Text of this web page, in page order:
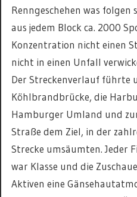
Renngeschehen was
aus jedem Block ca. 2000
Konzentration nicht einen
nicht in einen Unfall
Der Streckenverlauf führte
Köhlbrandbrücke, die
Hamburger Umland und
Straße dem Ziel, in der
Strecke umsäumten. Jeder
war Klasse und die
Aktiven eine